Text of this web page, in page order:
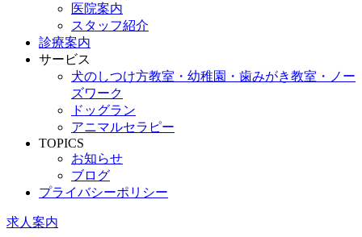
医院案内
スタッフ紹介
診療案内
サービス
犬のしつけ方教室・幼稚園・歯みがき教室・ノー
ズワーク
ドッグラン
アニマルセラピー
TOPICS
お知らせ
ブログ
プライバシーポリシー
求人案内